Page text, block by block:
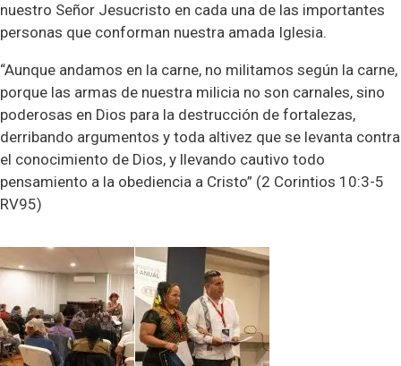
nuestro Señor Jesucristo en cada una de las importantes
personas que conforman nuestra amada Iglesia.
“Aunque andamos en la carne, no militamos según la carne,
porque las armas de nuestra milicia no son carnales, sino
poderosas en Dios para la destrucción de fortalezas,
derribando argumentos y toda altivez que se levanta contra
el conocimiento de Dios, y llevando cautivo todo
pensamiento a la obediencia a Cristo” (2 Corintios 10:3-5
RV95)